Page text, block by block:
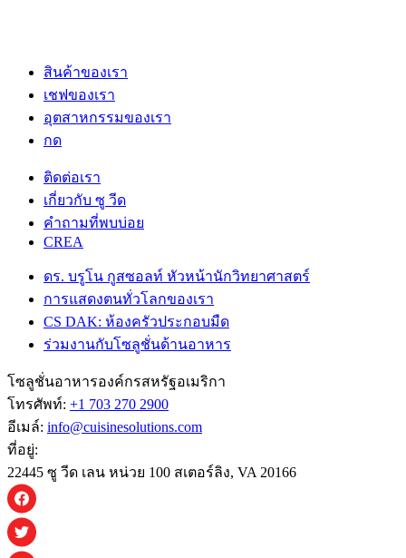
สินค้าของเรา
เชฟของเรา
อุตสาหกรรมของเรา
กด
ติดต่อเรา
เกี่ยวกับ ซู วีด
คําถามที่พบบ่อย
CREA
ดร. บรูโน กูสซอลท์ หัวหน้านักวิทยาศาสตร์
การแสดงตนทั่วโลกของเรา
CS DAK: ห้องครัวประกอบมืด
ร่วมงานกับโซลูชั่นด้านอาหาร
โซลูชั่นอาหารองค์กรสหรัฐอเมริกา
โทรศัพท์: +1 703 270 2900
อีเมล์: info@cuisinesolutions.com
ที่อยู่:
22445 ซู วีด เลน หน่วย 100 สเตอร์ลิง, VA 20166